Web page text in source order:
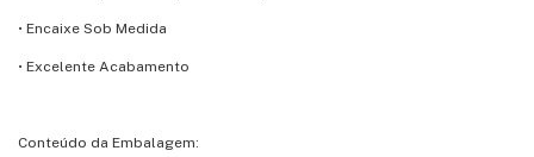
• Encaixe Sob Medida
• Excelente Acabamento
Conteúdo da Embalagem: